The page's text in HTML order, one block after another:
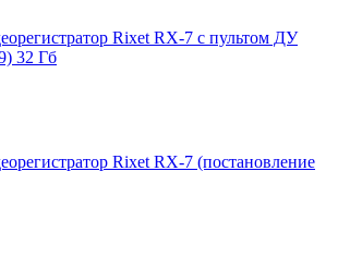
Rixet RX-7 с пультом ДУ
32 Гб
Rixet RX-7 (постановление